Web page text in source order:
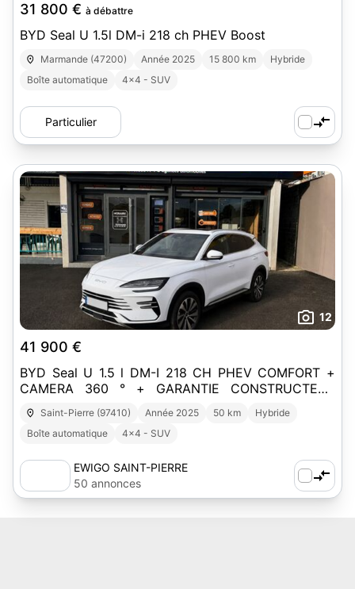
31 800 € à débattre
BYD Seal U 1.5l DM-i 218 ch PHEV Boost
Marmande (47200) Année 2025 15 800 km
Hybride
Boîte automatique
4x4 - SUV
Particulier
12
41 900 €
BYD Seal U 1.5 l DM-I 218 CH PHEV COMFORT +
CAMERA 360 ° + GARANTIE CONSTRUCTEUR
10/2031 (SUR COMMANDE)
Saint-Pierre (97410) Année 2025 50 km
Hybride
Boîte automatique
4x4 - SUV
EWIGO SAINT-PIERRE
50 annonces